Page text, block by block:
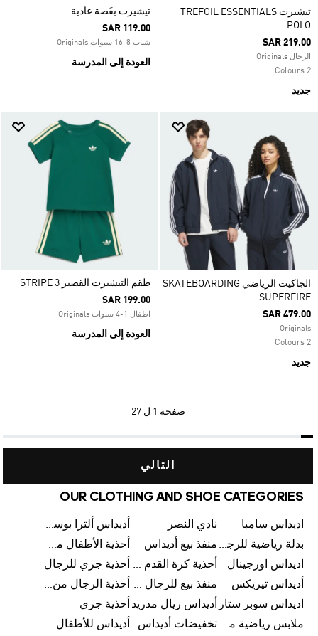
تيشيرت TREFOIL ESSENTIALS
POLO
SAR 219.00
الرجال Originals
2 Colours
جديد
تيشيرت بقَصة عادية
SAR 119.00
شباب 8-16 سنوات Originals
العودة إلى المدرسة
الجاكيت الرياضي SKATEBOARDING
SUPERFIRE
SAR 479.00
Originals
2 Colours
جديد
طقم التيشيرت القصير 3 STRIPE
SAR 199.00
اطفال 1-4 سنوات Originals
العودة إلى المدرسة
صفحة 1 ل 27
التالي
OUR CLOTHING AND SHOE CATEGORIES
اديداس سامبا نادي النصر
أديداس ألترا بوست
بدلة رياضية للرجال من أديداس منفذ بيع أديداس
أحذية الأطفال من أديداس
اديداس اورجينال
أحذية كرة القدم للرجال من أديداس
أحذية جري للرجال
أديداس تيريكس
منفذ بيع للرجال من أديداس
أحذية الرجال من أديداس
اديداس سوبر ستار
أديداس ريال مدريد أحذية جري
ملابس رياضية من أديداس تخفيضات أديداس أديداس للأطفال